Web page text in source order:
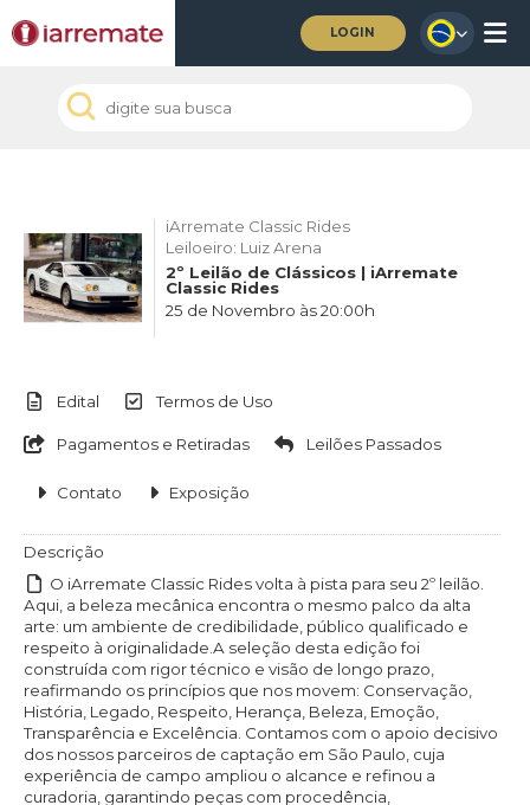
LOGIN
iArremate Classic Rides
Leiloeiro: Luiz Arena
2º Leilão de Clássicos | iArremate
Classic Rides
25 de Novembro às 20:00h
Edital Termos de Uso
Pagamentos e Retiradas Leilões Passados
Contato Exposição
Descrição
O iArremate Classic Rides volta à pista para seu 2º leilão.
Aqui, a beleza mecânica encontra o mesmo palco da alta
arte: um ambiente de credibilidade, público qualificado e
respeito à originalidade.A seleção desta edição foi
construída com rigor técnico e visão de longo prazo,
reafirmando os princípios que nos movem: Conservação,
História, Legado, Respeito, Herança, Beleza, Emoção,
Transparência e Excelência. Contamos com o apoio decisivo
dos nossos parceiros de captação em São Paulo, cuja
experiência de campo ampliou o alcance e refinou a
curadoria, garantindo peças com procedência,